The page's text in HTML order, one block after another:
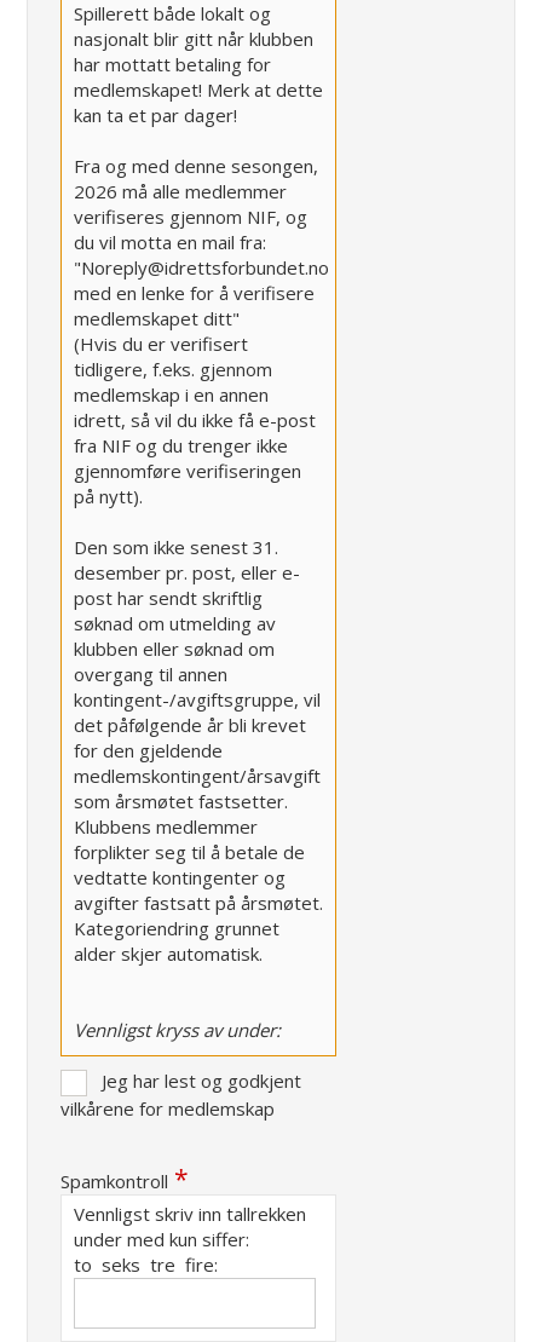
Spillerett både lokalt og
nasjonalt blir gitt når klubben
har mottatt betaling for
medlemskapet! Merk at dette
kan ta et par dager!
Fra og med denne sesongen,
2026 må alle medlemmer
verifiseres gjennom NIF, og
du vil motta en mail fra:
"Noreply@idrettsforbundet.no
med en lenke for å verifisere
medlemskapet ditt"
(Hvis du er verifisert
tidligere, f.eks. gjennom
medlemskap i en annen
idrett, så vil du ikke få e-post
fra NIF og du trenger ikke
gjennomføre verifiseringen
på nytt).
Den som ikke senest 31.
desember pr. post, eller e-
post har sendt skriftlig
søknad om utmelding av
klubben eller søknad om
overgang til annen
kontingent-/avgiftsgruppe, vil
det påfølgende år bli krevet
for den gjeldende
medlemskontingent/årsavgift
som årsmøtet fastsetter.
Klubbens medlemmer
forplikter seg til å betale de
vedtatte kontingenter og
avgifter fastsatt på årsmøtet.
Kategoriendring grunnet
alder skjer automatisk.
Vennligst kryss av under:
Jeg har lest og godkjent
vilkårene for medlemskap
Spamkontroll
Vennligst skriv inn tallrekken
under med kun siffer:
to seks tre fire: